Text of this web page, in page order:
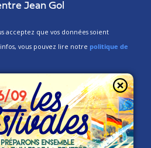
Jean Gol
acceptez que vos données soient
vous pouvez lire notre politique de